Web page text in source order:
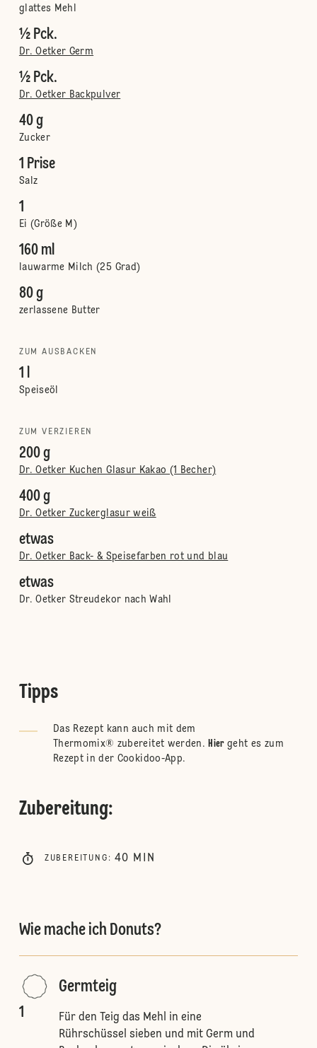
glattes Mehl
½ Pck.
Dr. Oetker Germ
½ Pck.
Dr. Oetker Backpulver
40 g
Zucker
1 Prise
Salz
1
Ei (Größe M)
160 ml
lauwarme Milch (25 Grad)
80 g
zerlassene Butter
ZUM AUSBACKEN
1 l
Speiseöl
ZUM VERZIEREN
200 g
Dr. Oetker Kuchen Glasur Kakao (1 Becher)
400 g
Dr. Oetker Zuckerglasur weiß
etwas
Dr. Oetker Back- & Speisefarben rot und blau
etwas
Dr. Oetker Streudekor nach Wahl
Tipps
Das Rezept kann auch mit dem
Thermomix® zubereitet werden. Hiergeht es zum
Rezept in der Cookidoo-App.
Zubereitung:
ZUBEREITUNG : 40 MIN
Wie mache ich Donuts?
1
Germteig
Für den Teig das Mehl in eine
Rührschüssel sieben und mit Germ und